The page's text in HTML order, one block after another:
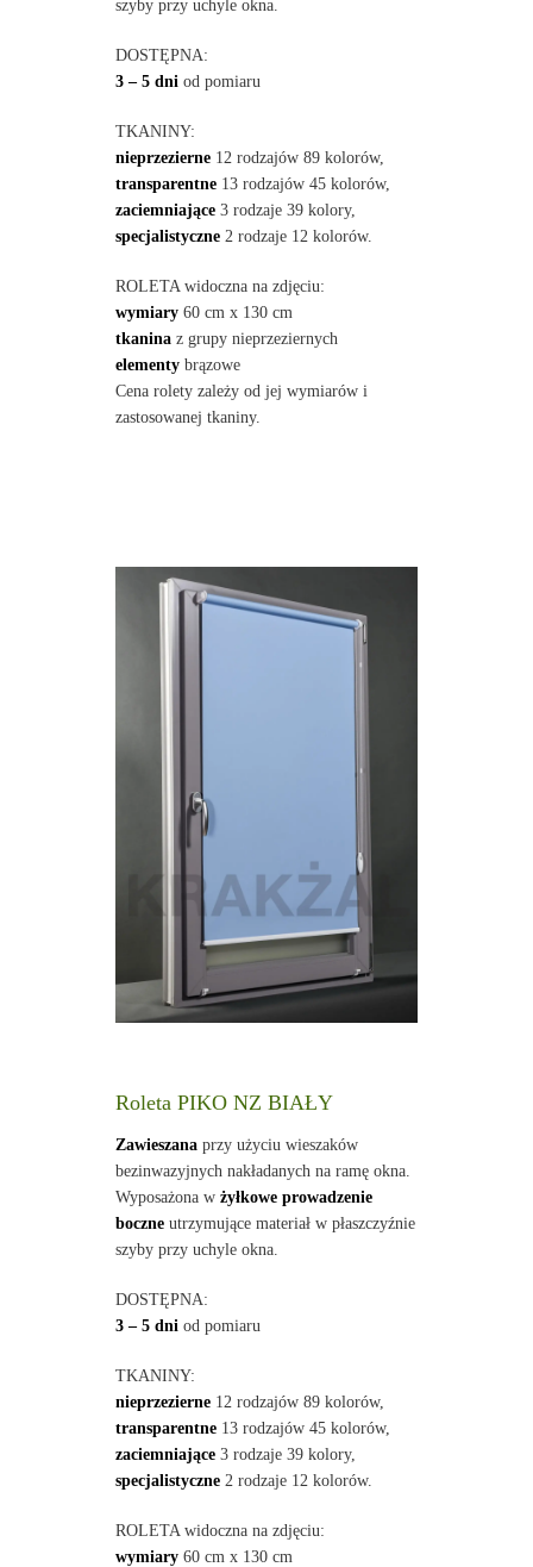
szyby przy uchyle okna.
DOSTĘPNA:
3 – 5 dniod pomiaru
TKANINY:
nieprzezierne12 rodzajów 89 kolorów,
transparentne13 rodzajów 45 kolorów,
zaciemniające3 rodzaje 39 kolory,
specjalistyczne2 rodzaje 12 kolorów.
ROLETA widoczna na zdjęciu:
wymiary60 cm x 130 cm
tkaninaz grupy nieprzeziernych
elementybrązowe
Cena rolety zależy od jej wymiarów i
zastosowanej tkaniny.
Roleta PIKO NZ BIAŁY
Zawieszanaprzy użyciu wieszaków
bezinwazyjnych nakładanych na ramę okna.
Wyposażona w żyłkowe prowadzenie
boczneutrzymujące materiał w płaszczyźnie
szyby przy uchyle okna.
DOSTĘPNA:
3 – 5 dni od pomiaru
TKANINY:
nieprzezierne12 rodzajów 89 kolorów,
transparentne13 rodzajów 45 kolorów,
zaciemniające3 rodzaje 39 kolory,
specjalistyczne2 rodzaje 12 kolorów.
ROLETA widoczna na zdjęciu:
wymiary60 cm x 130 cm